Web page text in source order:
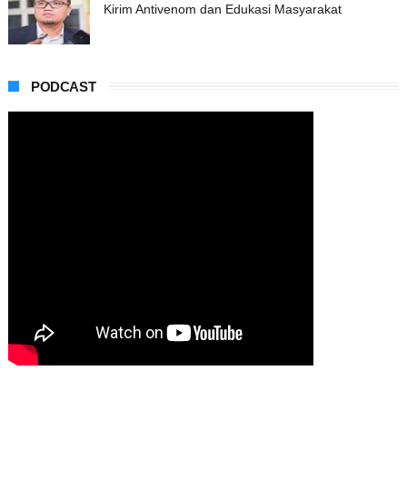
Kirim Antivenom dan Edukasi Masyarakat
PODCAST